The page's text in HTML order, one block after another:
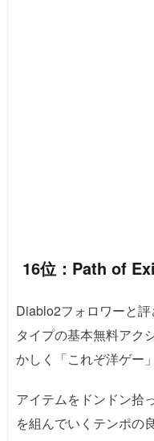
16位：Path of
Diablo2フォロワーと評
タイプの基本無料アク
かしく「これぞ洋ゲー
アイテムをドンドン拾
を組んでいくテンポの